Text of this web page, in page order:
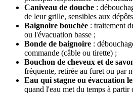
Caniveau de douche :
de leur grille, sensibles aux
Baignoire bouchée : traitement
ou l'évacuation basse ;
Bonde de baignoire :
commande (câble ou tirette) ;
Bouchon de cheveux et de
fréquente, retirée au furet ou par
Eau qui stagne ou évacuation
quand l'eau met du temps à partir